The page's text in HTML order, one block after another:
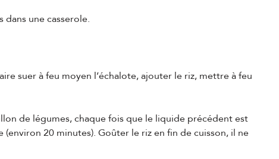
une casserole.
suer à feu moyen l’échalote, ajouter le riz, mettre à feu
de légumes, chaque fois que le liquide précédent est
20 minutes). Goûter le riz en fin de cuisson, il ne